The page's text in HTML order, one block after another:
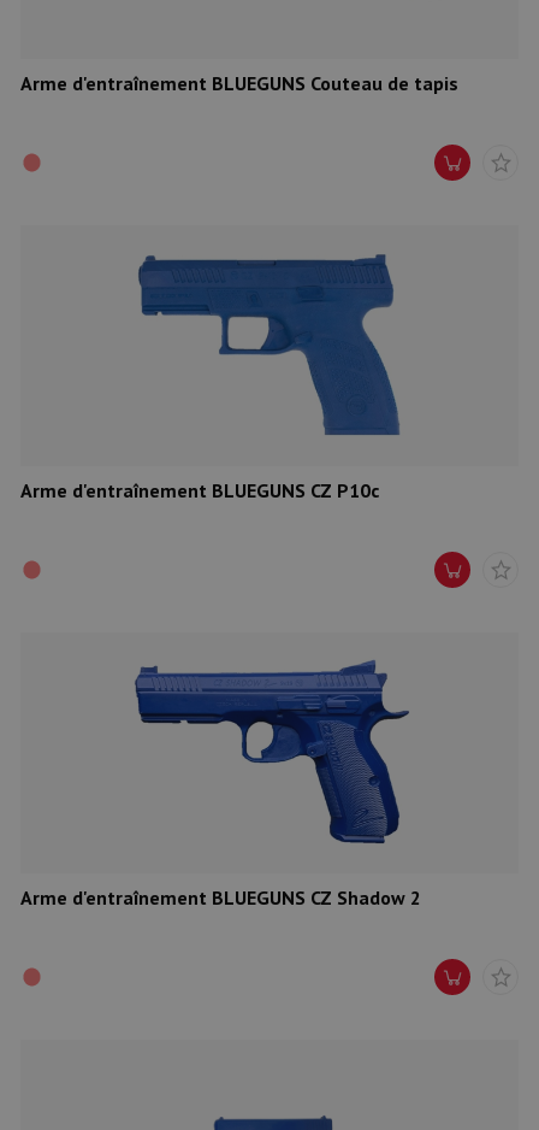
Arme d'entraînement BLUEGUNS Couteau de tapis
Arme d'entraînement BLUEGUNS CZ P10c
Arme d'entraînement BLUEGUNS CZ Shadow 2